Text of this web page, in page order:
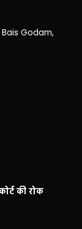
Godam,
की रोक